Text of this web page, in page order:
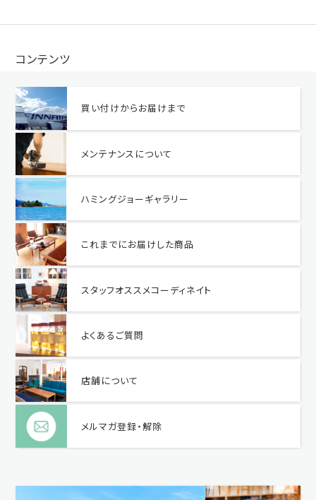
コンテンツ
買い付けからお届けまで
メンテナンスについて
ハミングジョーギャラリー
これまでにお届けした商品
スタッフオススメコーディネイト
よくあるご質問
店舗について
メルマガ登録・解除